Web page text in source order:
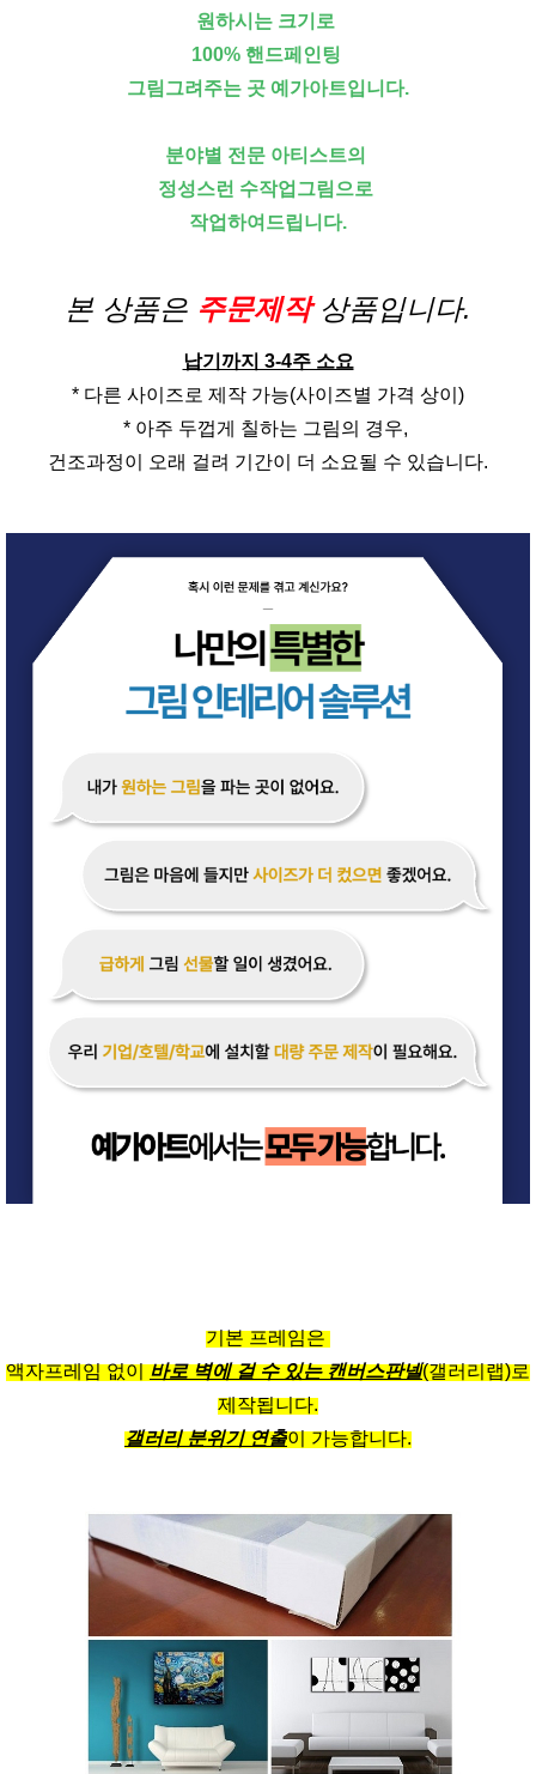
원하시는 크기로
100% 핸드페인팅
그림그려주는 곳 예가아트입니다.
분야별 전문 아티스트의
정성스런 수작업그림으로
작업하여드립니다.
본 상품은 주문제작 상품입니다.
납기까지 3-4주 소요
* 다른 사이즈로 제작 가능(사이즈별 가격 상이)
* 아주 두껍게 칠하는 그림의 경우,
건조과정이 오래 걸려 기간이 더 소요될 수 있습니다.
기본 프레임은
액자프레임 없이 바로 벽에 걸 수 있는 캔버스판넬(갤러리랩)로
제작됩니다.
갤러리 분위기 연출이 가능합니다.